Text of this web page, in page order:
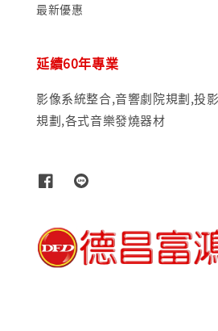
最新優惠
延續60年專業
影像系統整合,音響劇院規劃,投
規劃,各式音樂發燒器材